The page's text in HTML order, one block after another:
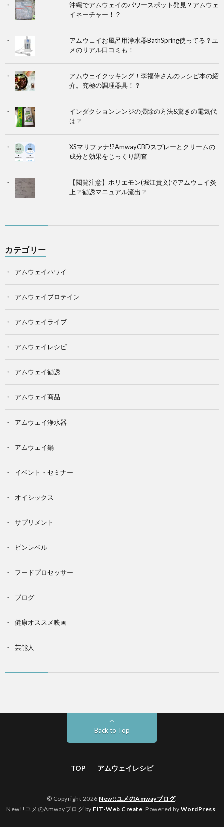
沖縄でアムウェイのパワースポット発見？アムウェ
イネーチャー！？
アムウェイお風呂用浄水器BathSpring使ってる？ユ
メのリアル口コミも！
アムウェイクッキング！李福偉さんのレシピ本の紹
介。究極の調理器具！？
インダクションレンジの掃除の方法&驚きの電気代
は？
XSマリファナ!?AmwayCBDスプレーとクリームの
成分と効果をじっくり調査
【閲覧注意】ホリエモン(堀江貴文)でアムウェイ炎
上？勧誘マニュアル流出？
カテゴリー
アムウェイハワイ
アムウェイプロテイン
アムウェイライブ
アムウェイレシピ
アムウェイ勧誘
アムウェイ商品
アムウェイ浄水器
アムウェイ鍋
イベント・セミナー
オイシックス
サプリメント
ピンレベル
フードプロセッサー
ブログ
健康オススメ映画
芸能人
Back to Top
TOP アムウェイレシピ
© Copyright 2026 New!!ユメのAmwayブログ.
New!!ユメのAmwayブログ by FIT-Web Create. Powered by WordPress.